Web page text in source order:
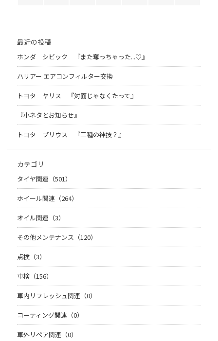
最近の投稿
ホンダ シビック 『また奪っちゃった...♡』
ハリアー エアコンフィルター交換
トヨタ ヤリス 『対面じゃなくたって』
『小ネタとお知らせ』
トヨタ プリウス 『三種の神技？』
カテゴリ
タイヤ関連（501）
ホイール関連（264）
オイル関連（3）
その他メンテナンス（120）
点検（3）
車検（156）
車内リフレッシュ関連（0）
コーティング関連（0）
車外リペア関連（0）